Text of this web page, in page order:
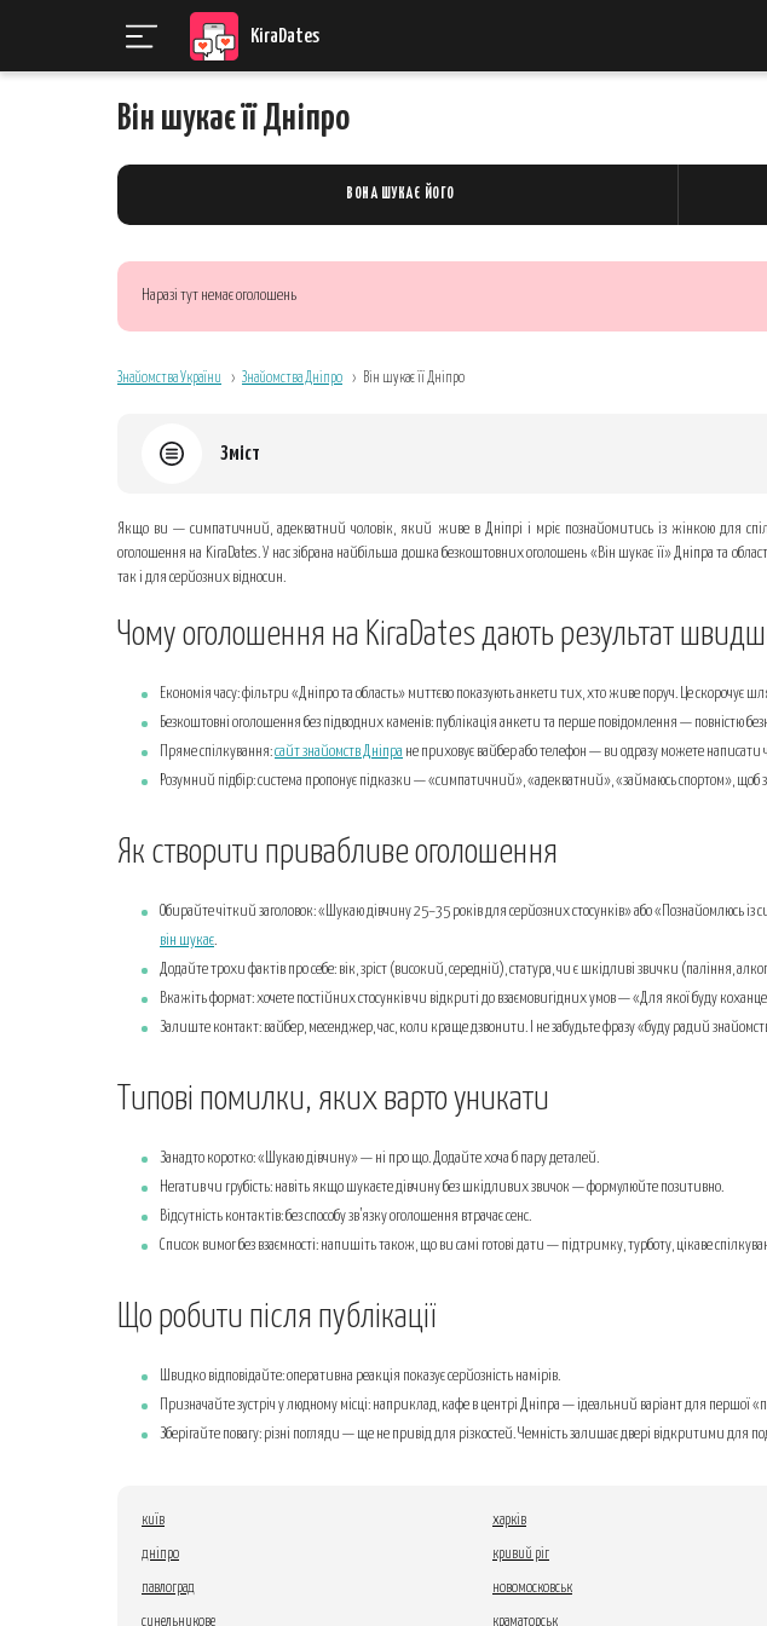
KiraDates
Він шукає її Дніпро
ВОНА ШУКАЄ ЙОГО
Наразі тут немає оголошень
Знайомства України Знайомства Дніпро Він шукає її Дніпро
Зміст
Як створити привабливе оголошення
Типові помилки, яких варто уникати
Якщо ви — симпатичний, адекватний чоловік, який живе в Дніпрі і мріє познайомитись із жінкою для
оголошення на KiraDates. У нас зібрана найбільша дошка безкоштовних оголошень «Він шукає її» Дніпра та
так і для серйозних відносин.
Чому оголошення на KiraDates дають результат
Економія часу: фільтри «Дніпро та область» миттєво показують анкети тих, хто живе поруч. Це скорочує
Безкоштовні оголошення без підводних каменів: публікація анкети та перше повідомлення — повністю
Пряме спілкування:сайт знайомств Дніпра не приховує вайбер або телефон — ви одразу можете написати
Розумний підбір: система пропонує підказки — «симпатичний», «адекватний», «займаюсь спортом»,
Як створити привабливе оголошення
Обирайте чіткий заголовок: «Шукаю дівчину 25–35 років для серйозних стосунків» або «Познайомлюсь
він шукає.
Додайте трохи фактів про себе: вік, зріст (високий, середній), статура, чи є шкідливі звички (паління,
Вкажіть формат: хочете постійних стосунків чи відкриті до взаємовигідних умов — «Для якої буду
Залиште контакт: вайбер, месенджер, час, коли краще дзвонити. І не забудьте фразу «буду радий
Типові помилки, яких варто уникати
Занадто коротко: «Шукаю дівчину» — ні про що. Додайте хоча б пару деталей.
Негатив чи грубість: навіть якщо шукаєте дівчину без шкідливих звичок — формулюйте позитивно.
Відсутність контактів: без способу зв’язку оголошення втрачає сенс.
Список вимог без взаємності: напишіть також, що ви самі готові дати — підтримку, турботу, цікаве
Що робити після публікації
Швидко відповідайте: оперативна реакція показує серйозність намірів.
Призначайте зустріч у людному місці: наприклад, кафе в центрі Дніпра — ідеальний варіант для першої
Зберігайте повагу: різні погляди — ще не привід для різкостей. Чемність залишає двері відкритими для
київ харків
дніпро кривий ріг
павлоград новомосковськ
синельникове краматорськ